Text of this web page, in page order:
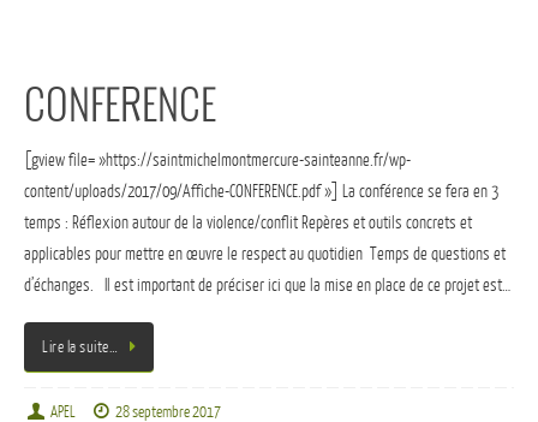
CONFERENCE
[gview file= »https://saintmichelmontmercure-sainteanne.fr/wp-
content/uploads/2017/09/Affiche-CONFERENCE.pdf »] La conférence se fera en 3
temps : Réflexion autour de la violence/conflit Repères et outils concrets et
applicables pour mettre en œuvre le respect au quotidien Temps de questions et
d’échanges. Il est important de préciser ici que la mise en place de ce projet est…
Lire la suite…
APEL 28 septembre 2017